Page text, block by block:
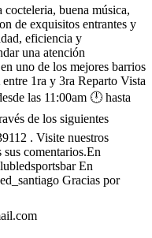
buena música,
de exquisitos entrantes y
eficiencia y
una atención
uno de los mejores barrios
1ra y 3ra Reparto Vista
las 11:00am 🕛 hasta
de los siguientes
. Visite nuestros
comentarios.En
En
Gracias por